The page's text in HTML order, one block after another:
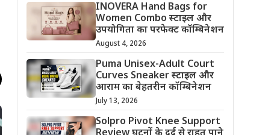
INOVERA Hand Bags for
Women Combo स्टाइल और
उपयोगिता का परफेक्ट कॉम्बिनेशन
August 4, 2026
Puma Unisex-Adult Court
Curves Sneaker स्टाइल और
आराम का बेहतरीन कॉम्बिनेशन
July 13, 2026
Solpro Pivot Knee Support